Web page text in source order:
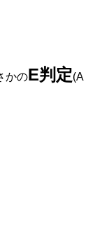
かのE判定(A